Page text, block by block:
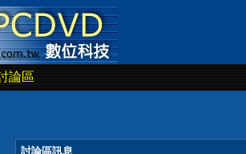
論區
討論區訊息